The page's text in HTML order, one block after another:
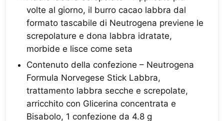
volte al giorno, il burro cacao labbra dal
formato tascabile di Neutrogena previene le
screpolature e dona labbra idratate,
morbide e lisce come seta
Contenuto della confezione – Neutrogena
Formula Norvegese Stick Labbra,
trattamento labbra secche e screpolate,
arricchito con Glicerina concentrata e
Bisabolo, 1 confezione da 4.8 g